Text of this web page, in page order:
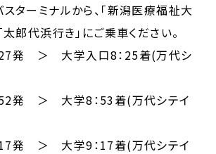
ターミナルから、「新潟医療福祉大
太郎代浜行き」にご乗車ください。
27発 ＞ 大学入口8：25着(万代シ
52発 ＞ 大学8：53着(万代シテイ
17発 ＞ 大学9：17着(万代シテイ